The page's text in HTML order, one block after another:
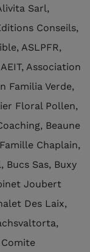
Sarl,
Conseils,
ASLPFR,
Association
Familia Verde,
Floral Pollen,
Beaune
Chaplain,
Sas, Buxy
Joubert
Des Laix,